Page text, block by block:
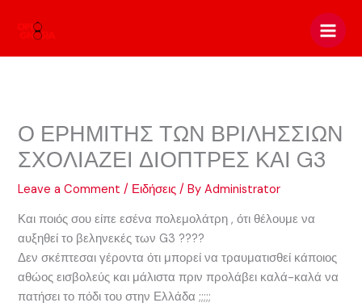
Ο ΕΡΗΜΙΤΗΣ ΤΩΝ ΒΡΙΛΗΣΣΙΩΝ
ΣΧΟΛΙΑΖΕΙ ΔΙΟΠΤΡΕΣ ΚΑΙ G3
Leave a Comment / Ειδήσεις / ByAdministrator
Και ποιός σου είπε εσένα πολεμολάτρη , ότι θέλουμε να
αυξηθεί το βεληνεκές των G3 ????
Δεν σκέπτεσαι γέροντα ότι μπορεί να τραυματισθεί κάποιος
αθώος εισβολεύς και μάλιστα πριν προλάβει καλά-καλά να
πατήσει το πόδι του στην Ελλάδα ;;;;;